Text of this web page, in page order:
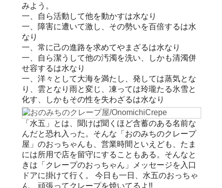
みよう。
一、自ら活動して他を動かすは水なり
一、障害に遭いて激し、その勢いを百倍するは水
なり
一、常に己の進路を求めてやまざるは水なり
一、自ら潔うして他の汚濁を洗い、しかも清濁併
せ容するは水なり
一、洋々として大海を満たし、発しては蒸気とな
り、雲となり雨と変じ、凍っては玲瓏たる氷雪と
化す、しかもその性を失わざるは水なり
「水五」とは、聞けば聞くほど含蓄のある名前な
んだと恐れ入った。そんな「おのみちのクレープ
屋」のおっちゃんも、営業時間といえども、たま
には所用で店を留守にすることもある。そんなと
きは「クレープのおっちゃん」メッセージを入口
ドアに掛けて行く。 今日も一日、水五のおっちゃ
ん、頑張ってクレープを焼いてるよ!!